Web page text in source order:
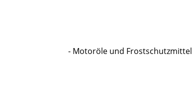
- Motoröle und Frostschutzmittel